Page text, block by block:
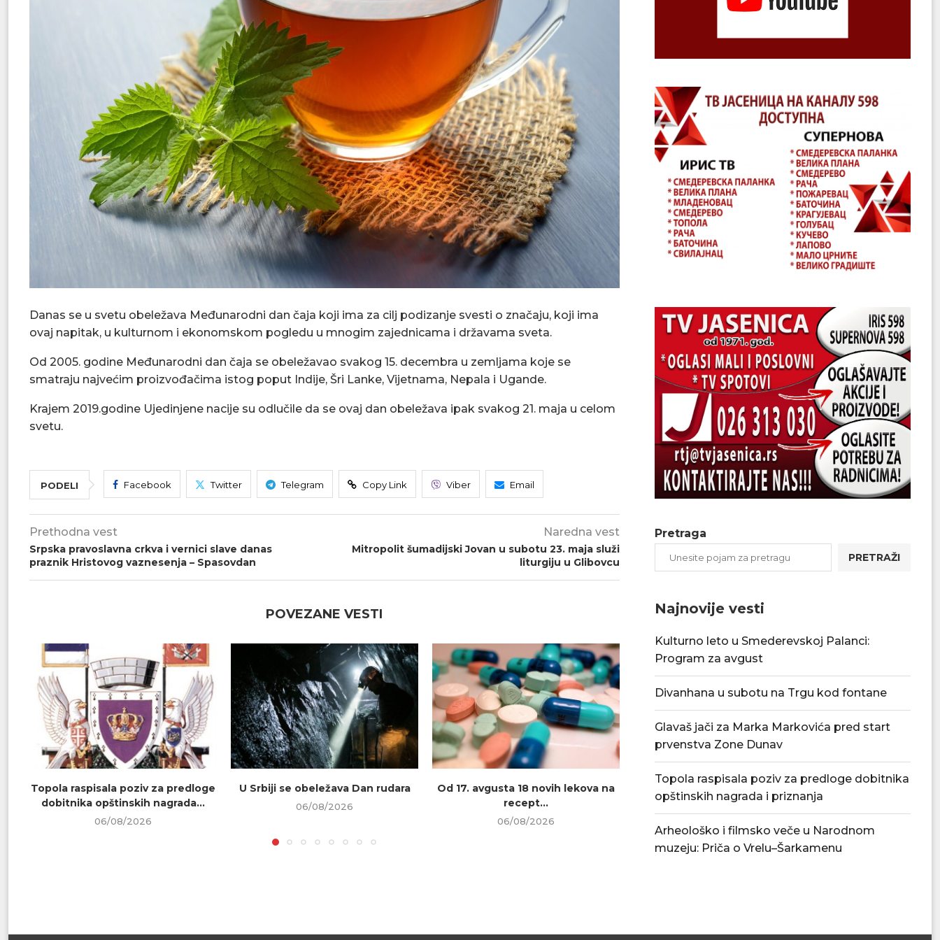
Danas se u svetu obeležava Međunarodni dan čaja koji ima za cilj podizanje svesti o značaju, koji ima
ovaj napitak, u kulturnom i ekonomskom pogledu u mnogim zajednicama i državama sveta.
Od 2005. godine Međunarodni dan čaja se obeležavao svakog 15. decembra u zemljama koje se
smatraju najvećim proizvođačima istog poput Indije, Šri Lanke, Vijetnama, Nepala i Ugande.
Krajem 2019.godine Ujedinjene nacije su odlučile da se ovaj dan obeležava ipak svakog 21. maja u celom
svetu.
PODELI Facebook Twitter Telegram Copy Link Viber Email
Prethodna vest
Srpska pravoslavna crkva i vernici slave danas
praznik Hristovog vaznesenja – Spasovdan
Naredna vest
Mitropolit šumadijski Jovan u subotu 23. maja služi
liturgiju u Glibovcu
POVEZANE VESTI
Topola raspisala poziv za predloge
dobitnika opštinskih nagrada...
06/08/2026
U Srbiji se obeležava Dan rudara
06/08/2026
Od 17. avgusta 18 novih lekova na
recept...
06/08/2026
Povećan rizik od požara – apel
građanima da...
U Smederevskoj
Pretraga
PRETRAŽI
Najnovije vesti
Kulturno leto u Smederevskoj Palanci:
Program za avgust
Divanhana u subotu na Trgu kod fontane
Glavaš jači za Marka Markovića pred start
prvenstva Zone Dunav
Topola raspisala poziv za predloge dobitnika
opštinskih nagrada i priznanja
Arheološko i filmsko veče u Narodnom
muzeju: Priča o Vrelu–Šarkamenu